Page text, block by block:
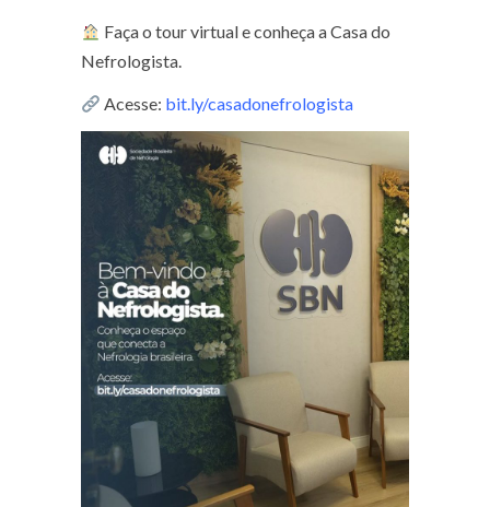
Faça o tour virtual e conheça a Casa do
Nefrologista.
Acesse: bit.ly/casadonefrologista